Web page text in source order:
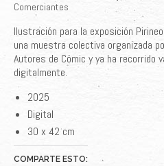
Comerciantes
Ilustración para la exposición
una muestra colectiva organizada
Autores de Cómic y ya ha recorrido
digitalmente.
2025
Digital
30 x 42 cm
COMPARTE ESTO: